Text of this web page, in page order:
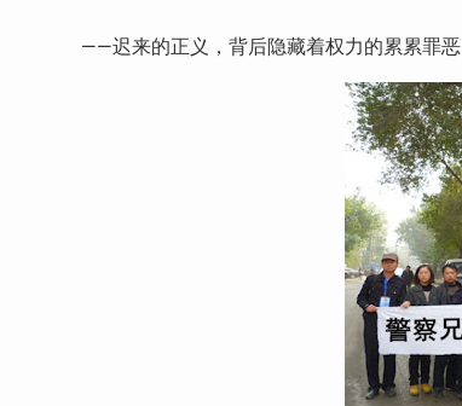
——迟来的正义，背后隐藏着权力的累累罪恶